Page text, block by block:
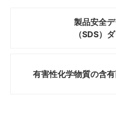
製品安全
（SDS）
有害性化学物質の含